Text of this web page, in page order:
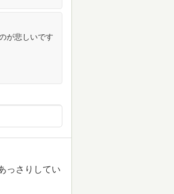
が悲しいです
っさりしてい